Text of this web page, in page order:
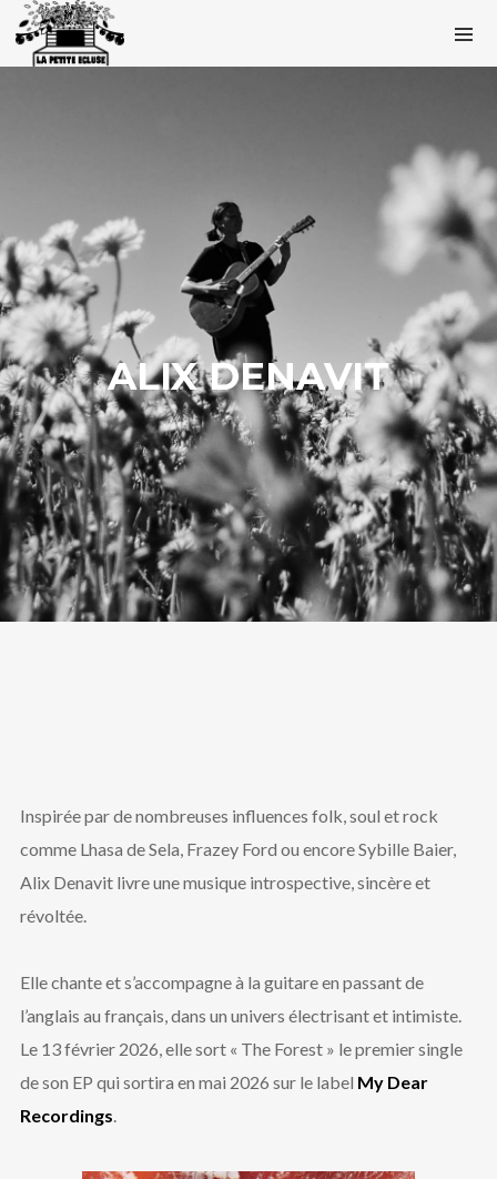
ALIX DENAVIT
Inspirée par de nombreuses influences folk, soul et rock
comme Lhasa de Sela, Frazey Ford ou encore Sybille Baier,
Alix Denavit livre une musique introspective, sincère et
révoltée.
Elle chante et s’accompagne à la guitare en passant de
l’anglais au français, dans un univers électrisant et intimiste.
Le 13 février 2026, elle sort « The Forest » le premier single
de son EP qui sortira en mai 2026 sur le label My Dear
Recordings.